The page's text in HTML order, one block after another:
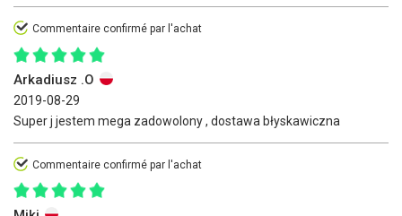
Commentaire confirmé par l'achat
Arkadiusz .O
2019-08-29
Super j jestem mega zadowolony , dostawa błyskawiczna
Commentaire confirmé par l'achat